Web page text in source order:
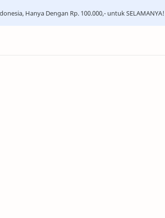
Hanya Dengan Rp. 100.000,- untuk